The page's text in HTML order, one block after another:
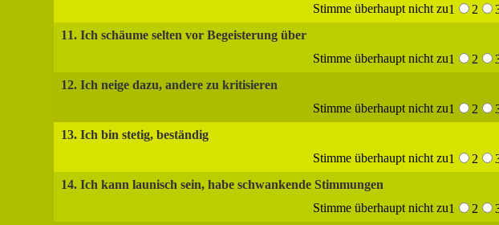
Stimme überhaupt nicht zu1 2
11. Ich schäume selten vor Begeisterung über
Stimme überhaupt nicht zu1 2
12. Ich neige dazu, andere zu kritisieren
Stimme überhaupt nicht zu1 2
13. Ich bin stetig, beständig
Stimme überhaupt nicht zu1 2
14. Ich kann launisch sein, habe schwankende Stimmungen
Stimme überhaupt nicht zu1 2